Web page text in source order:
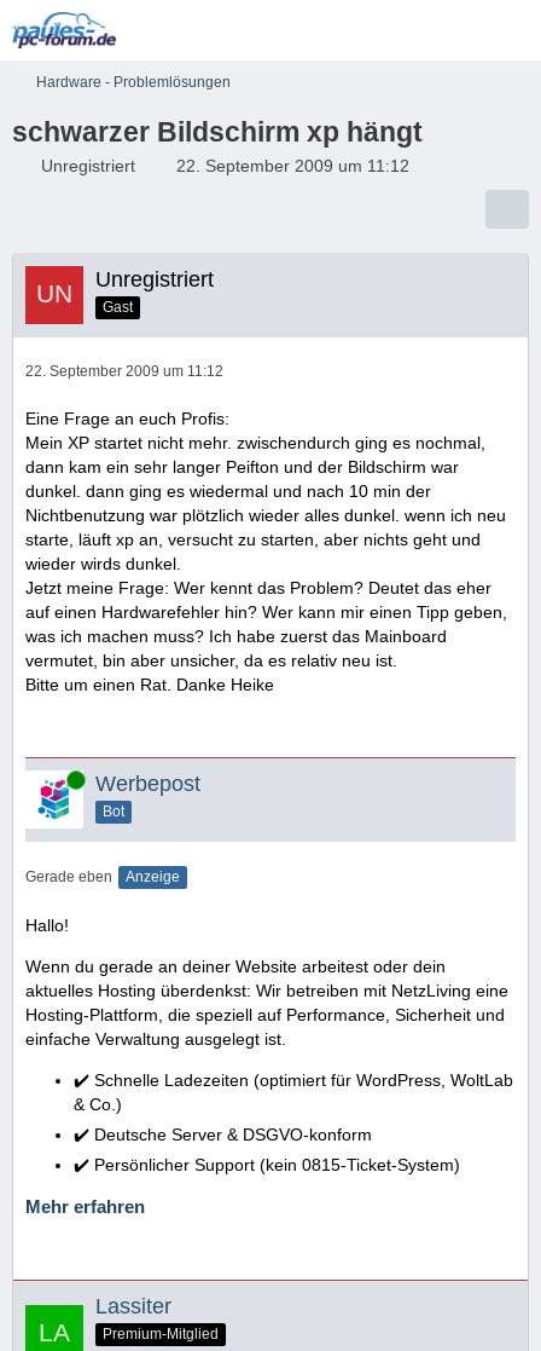
Hardware - Problemlösungen
schwarzer Bildschirm xp hängt
Unregistriert 22. September 2009 um 11:12
Unregistriert
Gast
22. September 2009 um 11:12
Eine Frage an euch Profis:
Mein XP startet nicht mehr. zwischendurch ging es nochmal,
dann kam ein sehr langer Peifton und der Bildschirm war
dunkel. dann ging es wiedermal und nach 10 min der
Nichtbenutzung war plötzlich wieder alles dunkel. wenn ich neu
starte, läuft xp an, versucht zu starten, aber nichts geht und
wieder wirds dunkel.
Jetzt meine Frage: Wer kennt das Problem? Deutet das eher
auf einen Hardwarefehler hin? Wer kann mir einen Tipp geben,
was ich machen muss? Ich habe zuerst das Mainboard
vermutet, bin aber unsicher, da es relativ neu ist.
Bitte um einen Rat. Danke Heike
Online Werbepost
Bot
Gerade eben Anzeige
Hallo!
Wenn du gerade an deiner Website arbeitest oder dein
aktuelles Hosting überdenkst: Wir betreiben mit NetzLiving eine
Hosting-Plattform, die speziell auf Performance, Sicherheit und
einfache Verwaltung ausgelegt ist.
✔️ Schnelle Ladezeiten (optimiert für WordPress, WoltLab
& Co.)
✔️ Deutsche Server & DSGVO-konform
✔️ Persönlicher Support (kein 0815-Ticket-System)
Mehr erfahren
Lassiter
Premium-Mitglied